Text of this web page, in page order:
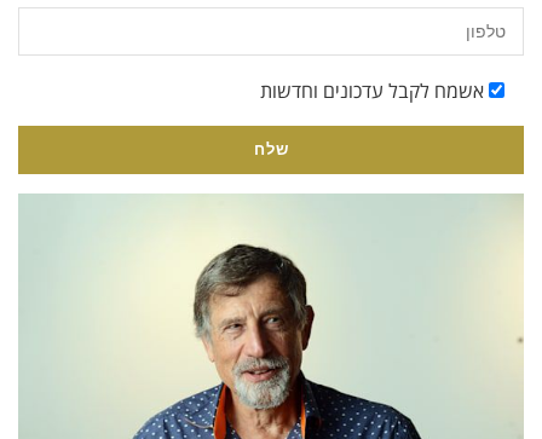
אשמח לקבל עדכונים וחדשות